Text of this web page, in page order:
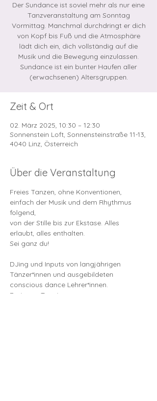
Der Sundance ist soviel mehr als nur eine
Tanzveranstaltung am Sonntag
Vormittag. Manchmal durchdringt er dich
von Kopf bis Fuß und die Atmosphäre
lädt dich ein, dich vollständig auf die
Musik und die Bewegung einzulassen.
Sundance ist ein bunter Haufen aller
Zeit & Ort
02. März 2025, 10:30 – 12:30
Sonnenstein Loft, Sonnensteinstraße 11-13,
4040 Linz, Österreich
Über die Veranstaltung
Freies Tanzen, ohne Konventionen,
einfach der Musik und dem Rhythmus
folgend,
von der Stille bis zur Ekstase. Alles
erlaubt, alles enthalten.
Sei ganz du!
DJing und Inputs von langjährigen
Tänzer*innen und ausgebildeten
conscious dance Lehrer*innen.
Preis pro Termin: